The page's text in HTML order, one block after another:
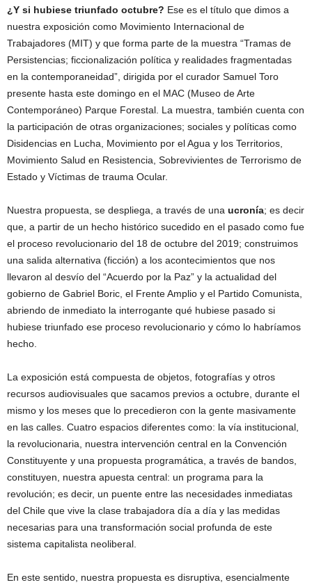
¿Y si hubiese triunfado octubre? Ese es el título que dimos a
nuestra exposición como Movimiento Internacional de
Trabajadores (MIT) y que forma parte de la muestra “Tramas de
Persistencias; ficcionalización política y realidades fragmentadas
en la contemporaneidad”, dirigida por el curador Samuel Toro
presente hasta este domingo en el MAC (Museo de Arte
Contemporáneo) Parque Forestal. La muestra, también cuenta con
la participación de otras organizaciones; sociales y políticas como
Disidencias en Lucha, Movimiento por el Agua y los Territorios,
Movimiento Salud en Resistencia, Sobrevivientes de Terrorismo de
Estado y Víctimas de trauma Ocular.
Nuestra propuesta, se despliega, a través de una ucronía; es decir
que, a partir de un hecho histórico sucedido en el pasado como fue
el proceso revolucionario del 18 de octubre del 2019; construimos
una salida alternativa (ficción) a los acontecimientos que nos
llevaron al desvío del “Acuerdo por la Paz” y la actualidad del
gobierno de Gabriel Boric, el Frente Amplio y el Partido Comunista,
abriendo de inmediato la interrogante qué hubiese pasado si
hubiese triunfado ese proceso revolucionario y cómo lo habríamos
hecho.
La exposición está compuesta de objetos, fotografías y otros
recursos audiovisuales que sacamos previos a octubre, durante el
mismo y los meses que lo precedieron con la gente masivamente
en las calles. Cuatro espacios diferentes como: la vía institucional,
la revolucionaria, nuestra intervención central en la Convención
Constituyente y una propuesta programática, a través de bandos,
constituyen, nuestra apuesta central: un programa para la
revolución; es decir, un puente entre las necesidades inmediatas
del Chile que vive la clase trabajadora día a día y las medidas
necesarias para una transformación social profunda de este
sistema capitalista neoliberal.
En este sentido, nuestra propuesta es disruptiva, esencialmente